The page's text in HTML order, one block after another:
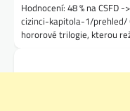
Hodnocení: 48 % na
cizinci-kapitola-1/prehled/
hororové trilogie, kterou